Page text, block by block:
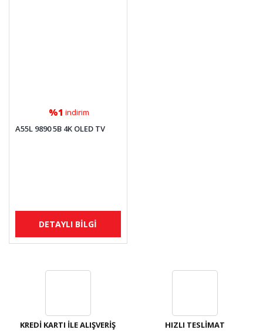
%1 indirim
A55L 9890 5B 4K OLED TV
DETAYLI BİLGİ
KREDİ KARTI İLE ALIŞVERİŞ HIZLI TESLİMAT